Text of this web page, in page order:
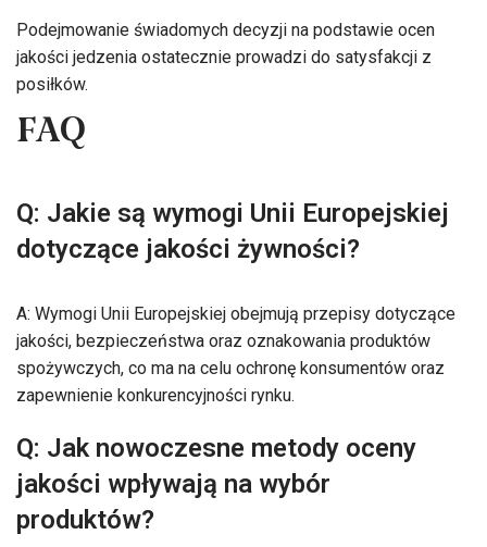
Podejmowanie świadomych decyzji na podstawie ocen
jakości jedzenia ostatecznie prowadzi do satysfakcji z
posiłków.
FAQ
Q: Jakie są wymogi Unii Europejskiej
dotyczące jakości żywności?
A: Wymogi Unii Europejskiej obejmują przepisy dotyczące
jakości, bezpieczeństwa oraz oznakowania produktów
spożywczych, co ma na celu ochronę konsumentów oraz
zapewnienie konkurencyjności rynku.
Q: Jak nowoczesne metody oceny
jakości wpływają na wybór
produktów?